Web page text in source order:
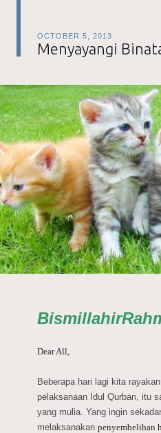
OCTOBER 5, 2013
Menyayangi
Dear All,
Beberapa hari lagi kita
pelaksanaan Idul Qurban, itu
yang mulia. Yang ingin
melaksanakan penyembelihan